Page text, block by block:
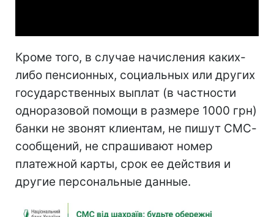
Кроме того, в случае начисления каких-
либо пенсионных, социальных или других
государственных выплат (в частности
одноразовой помощи в размере 1000 грн)
банки не звонят клиентам, не пишут СМС-
сообщений, не спрашивают номер
платежной карты, срок ее действия и
другие персональные данные.